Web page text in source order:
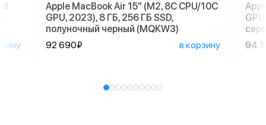
Apple MacBook Air 15" (M2, 8C CPU/10C
GPU, 2023), 8 ГБ, 256 ГБ SSD,
полуночный черный (MQKW3)
92 690₽
в корзину
94